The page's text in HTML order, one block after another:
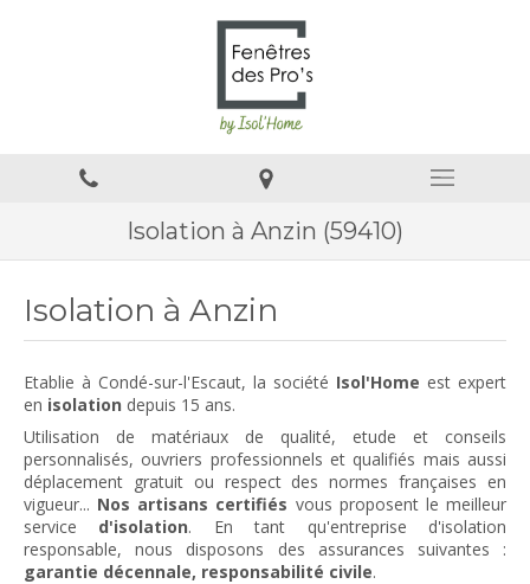
Isolation à Anzin (59410)
Isolation à Anzin
Etablie à Condé-sur-l'Escaut, la société Isol'Home est expert
en isolation depuis 15 ans.
Utilisation de matériaux de qualité, etude et conseils
personnalisés, ouvriers professionnels et qualifiés mais aussi
déplacement gratuit ou respect des normes françaises en
vigueur... Nos artisans certifiés vous proposent le meilleur
service d'isolation. En tant qu'entreprise d'isolation
responsable, nous disposons des assurances suivantes :
garantie décennale, responsabilité civile.